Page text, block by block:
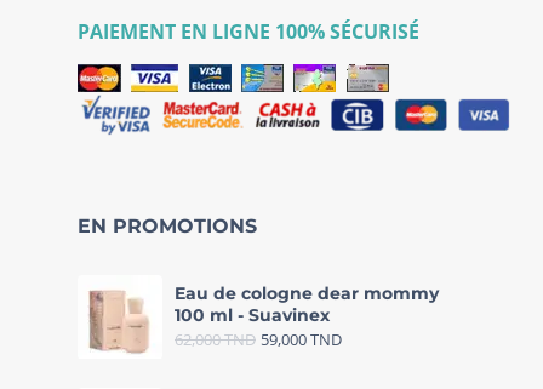
PAIEMENT EN LIGNE 100% SÉCURISÉ
EN PROMOTIONS
Eau de cologne dear mommy
100 ml - Suavinex
62,000TND 59,000TND